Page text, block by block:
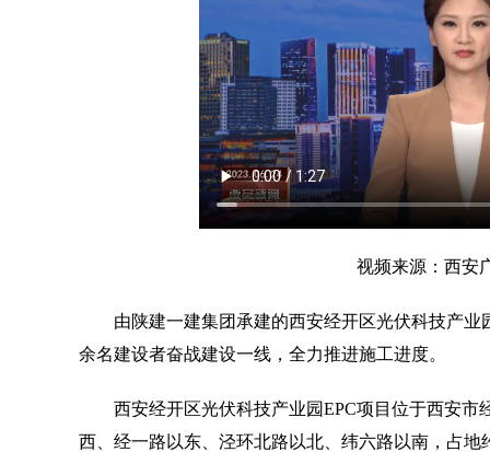
视频来源：西安
由陕建一建集团承建的西安经开区光伏科技产业
余名建设者奋战建设一线，全力推进施工进度。
西安经开区光伏科技产业园EPC项目位于西安市
西、经一路以东、泾环北路以北、纬六路以南，占地